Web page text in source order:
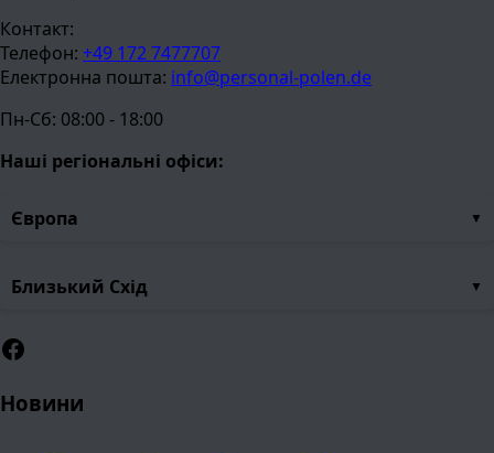
Контакт:
Телефон: +49 172 7477707
Електронна пошта: info@personal-polen.de
Пн-Сб: 08:00 - 18:00
Наші регіональні офіси:
Європа
Близький Схід
Facebook
Новини